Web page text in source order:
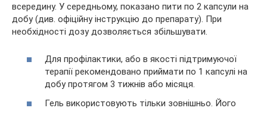
всередину. У середньому, показано пити по 2 капсули на
добу (див. офіційну інструкцію до препарату). При
необхідності дозу дозволяється збільшувати.
Для профілактики, або в якості підтримуючої
терапії рекомендовано приймати по 1 капсулі на
добу протягом 3 тижнів або місяця.
Гель використовують тільки зовнішньо. Його